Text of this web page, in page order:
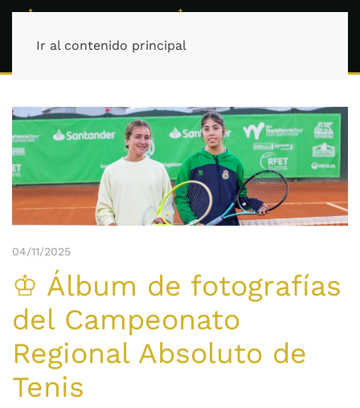
Ir al contenido principal
04/11/2025
♔ Álbum de fotografías
del Campeonato
Regional Absoluto de
Tenis